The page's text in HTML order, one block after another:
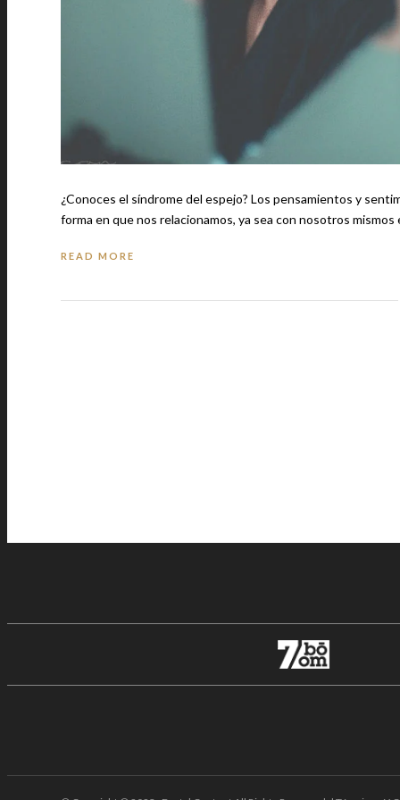
¿Conoces el síndrome del espejo? Los pensamientos y sentimientos que tenemos al vernos reflejados en el espejo pueden afectar la
forma en que nos relacionamos, ya sea con nosotros
READ MORE